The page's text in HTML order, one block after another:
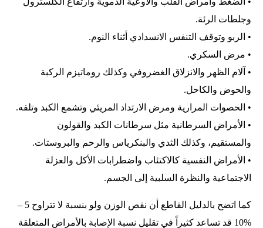
وجلطات الرئة.
• الربو وتوقف التنفس الانسدادي أثناء النوم.
• مرض السكري.
• آلام الظهر والانزلاق الغضروفي وكذلك روماتيزم الركبة
والحوض والكاحل.
• الحصوات المرارية ومرض الارتداد المريئي وتشمع الكبد وتلفه.
• الأمراض السرطانية مثل سرطانات الكبد والقولون
والمستقيم، وكذلك الثدي والبنكرياس والرحم والبروستات.
• الأمراض النفسية كالاكتئاب واضطرابات الأكل والعزلة
الاجتماعية والنظرة السلبية إلى الجسم.
كما اتضح بالدليل القاطع أن نقص الوزن ولو بنسبة لا تتراوح 5 –
%10 قد تساعد كثيراً في تقليل نسبة الإصابة بالأمراض المتعلقة